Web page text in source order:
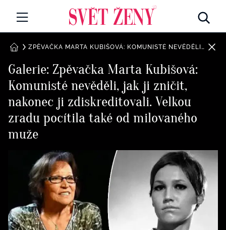
MÓDA A KRÁSA
CELEBRITY
Všechny kategorie
Rozhovory
RETROHUBKY
PSYCHOLOGIE
Všechny kategorie
Seberozvoj
Všechny kategorie
Životní styl
ZÁBAVA
Všechny kategorie
Testy a kvízy
BYDLENÍ
Všechny kategorie
DOMŮ ZPĚVAČKA MARTA KUBIŠOVÁ: KOMUNISTÉ NEVĚDĚLI, JAK JI ZNIČIT, NAKONEC JI ZDISKREDITOVALI. VELKOU ZRADU POCÍTILA TAKÉ OD MILOVANÉHO MUŽE
Galerie: Zpěvačka Marta Kubišová:
Komunisté nevěděli, jak ji zničit,
nakonec ji zdiskreditovali. Velkou
zradu pocítila také od milovaného
muže